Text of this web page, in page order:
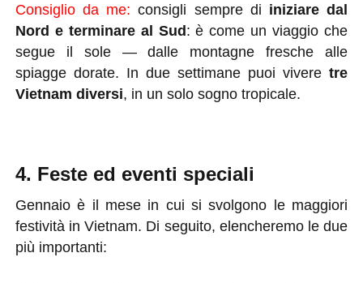
Consiglio da me: consigli sempre di iniziare dal
Nord e terminare al Sud: è come un viaggio che
segue il sole — dalle montagne fresche alle
spiagge dorate. In due settimane puoi vivere tre
Vietnam diversi, in un solo sogno tropicale.
4. Feste ed eventi speciali
Gennaio è il mese in cui si svolgono le maggiori
festività in Vietnam. Di seguito, elencheremo le due
più importanti: